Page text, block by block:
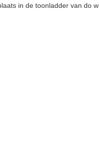
in de toonladder van do